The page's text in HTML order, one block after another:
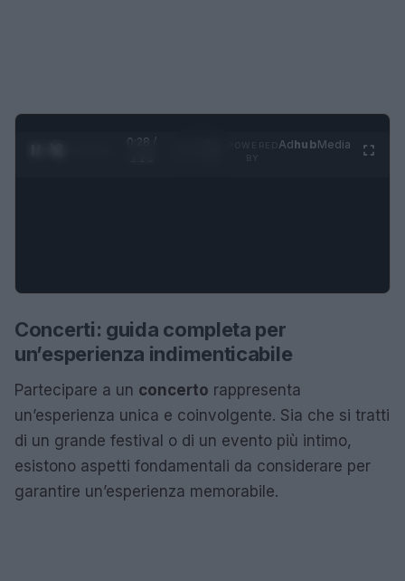
0:29 /
AdhubMedia
Concerti: guida completa per
un’esperienza indimenticabile
Partecipare a un concerto rappresenta
un’esperienza unica e coinvolgente. Sia che si tratti
di un grande festival o di un evento più intimo,
esistono aspetti fondamentali da considerare per
garantire un’esperienza memorabile.